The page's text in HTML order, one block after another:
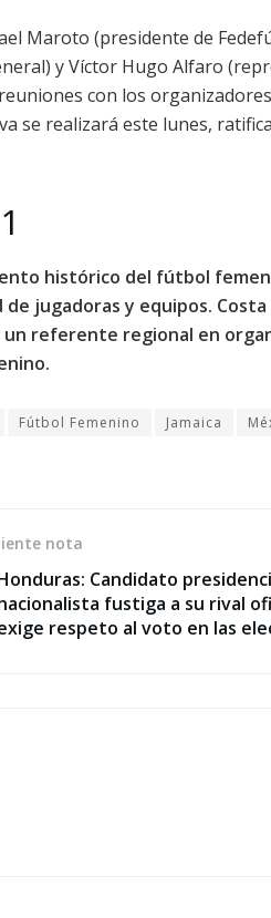
Maroto (presidente de
y Víctor Hugo Alfaro
con los
se realizará este lunes,
histórico del fútbol
jugadoras y equipos. Costa
un referente regional en
Fútbol Femenino Jamaica
nota
Candidato
fustiga a su rival
respeto al voto en las